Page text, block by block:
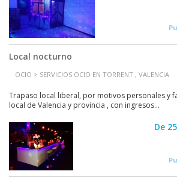
Local nocturno
OCIO > SERVICIOS OCIO EN TORRENT , VALENCIA
Trapaso local liberal, por motivos personales y
local de Valencia y provincia , con ingresos...
De